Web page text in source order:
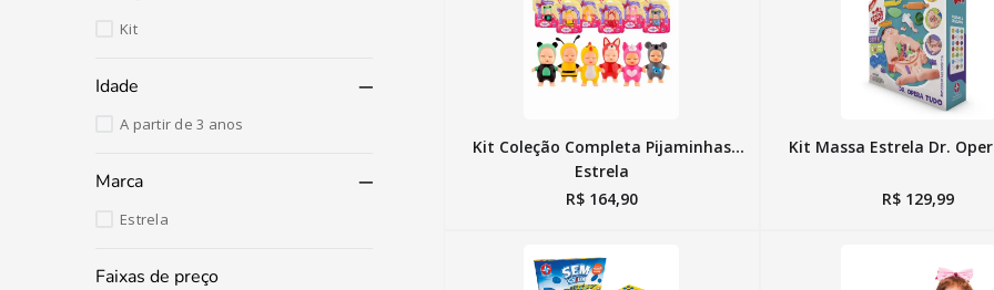
Kit
Idade
A partir de 3 anos
Marca
Estrela
Faixas de preço
Kit Coleção Completa Pijaminhas
Estrela
R$ 164,90
Kit Massa Estrela Dr.
R$ 129,99